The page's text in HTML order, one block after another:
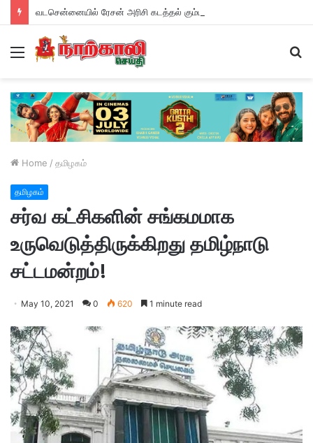
Menu
Home / தமிழகம்
தமிழகம்
சர்வ கட்சிகளின் சங்கமமாக
உருவெடுத்திருக்கிறது தமிழ்நாடு
சட்டமன்றம்!
May 10, 2021 0 620 1 minute read